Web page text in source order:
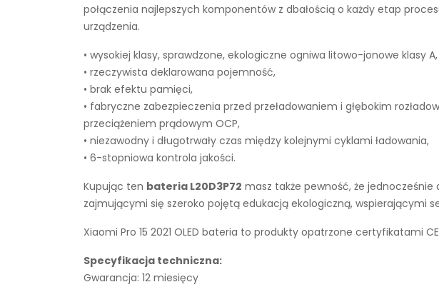
połączenia najlepszych komponentów z dbałością o każdy etap
urządzenia.
• wysokiej klasy, sprawdzone, ekologiczne ogniwa litowo-jonowe klasy A,
• rzeczywista deklarowana pojemność,
• brak efektu pamięci,
• fabryczne zabezpieczenia przed przeładowaniem i głębokim
przeciążeniem prądowym OCP,
• niezawodny i długotrwały czas między kolejnymi cyklami ładowania,
• 6-stopniowa kontrola jakości.
Kupując ten bateria L20D3P72 masz także pewność, że
zajmującymi się szeroko pojętą edukacją ekologiczną, wspierającymi
Xiaomi Pro 15 2021 OLED bateria to produkty opatrzone certyfikatami CE,
Specyfikacja techniczna:
Gwarancja: 12 miesięcy